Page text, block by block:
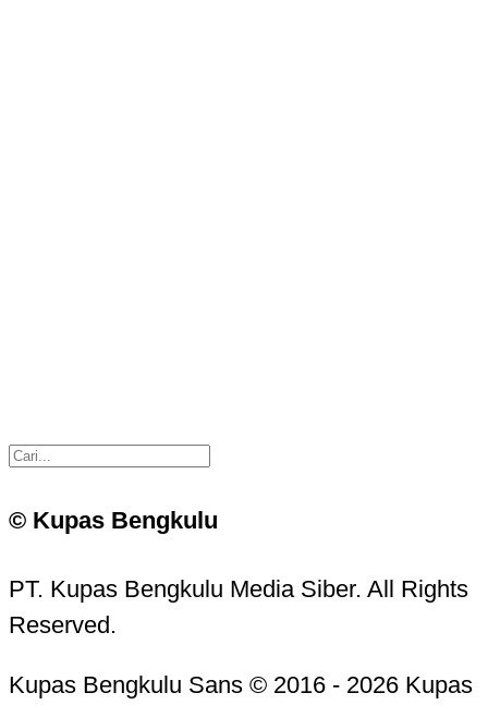
© Kupas Bengkulu
PT. Kupas Bengkulu Media Siber. All Rights
Reserved.
Kupas Bengkulu Sans © 2016 - 2026 Kupas